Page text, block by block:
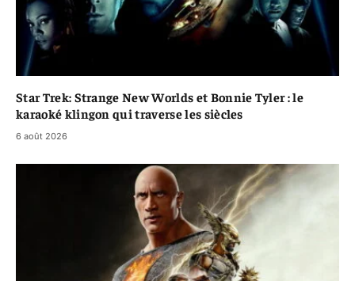
Star Trek: Strange New Worlds et Bonnie Tyler : le
karaoké klingon qui traverse les siècles
6 août 2026